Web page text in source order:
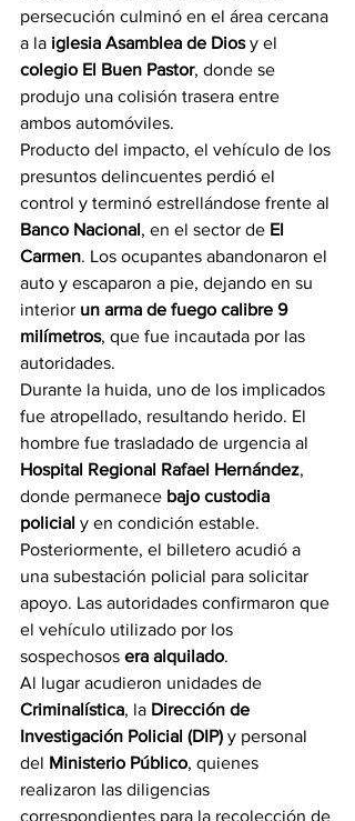
persecución culminó en el área cercana
a la iglesia Asamblea de Dios y el
colegio El Buen Pastor, donde se
produjo una colisión trasera entre
ambos automóviles.
Producto del impacto, el vehículo de los
presuntos delincuentes perdió el
control y terminó estrellándose frente al
Banco Nacional, en el sector de El
Carmen. Los ocupantes abandonaron el
auto y escaparon a pie, dejando en su
interior un arma de fuego calibre 9
milímetros, que fue incautada por las
autoridades.
Durante la huida, uno de los implicados
fue atropellado, resultando herido. El
hombre fue trasladado de urgencia al
Hospital Regional Rafael Hernández,
donde permanece bajo custodia
policial y en condición estable.
Posteriormente, el billetero acudió a
una subestación policial para solicitar
apoyo. Las autoridades confirmaron que
el vehículo utilizado por los
sospechosos era alquilado.
Al lugar acudieron unidades de
Criminalística, la Dirección de
Investigación Policial (DIP) y personal
del Ministerio Público, quienes
realizaron las diligencias
correspondientes para la recolección de